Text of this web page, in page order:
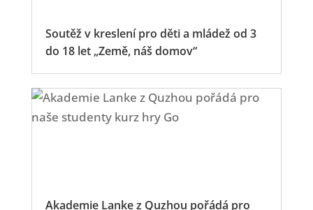
Soutěž v kreslení pro děti a mládež od 3
do 18 let „Země, náš domov“
Akademie Lanke z Quzhou pořádá pro